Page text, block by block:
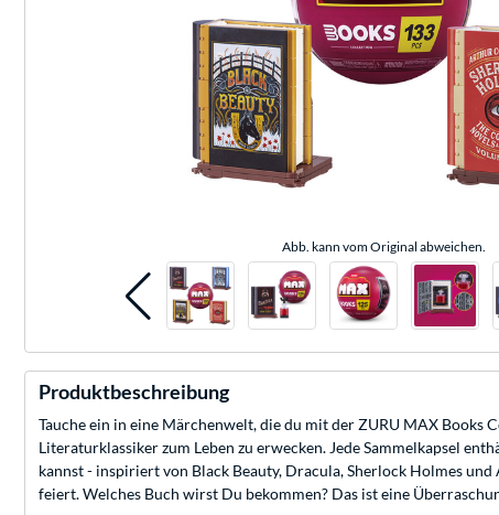
Abb. kann vom Original abweichen.
Produktbeschreibung
Tauche ein in eine Märchenwelt, die du mit der ZURU MAX
Literaturklassiker zum Leben zu erwecken. Jede Sammelkapsel
kannst - inspiriert von Black Beauty, Dracula, Sherlock Holmes
feiert. Welches Buch wirst Du bekommen? Das ist eine